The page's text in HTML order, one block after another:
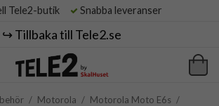
Tele2-butik Snabba leveranser
↪️ Tillbaka till Tele2.se
/ Motorola / Motorola Moto E6s /